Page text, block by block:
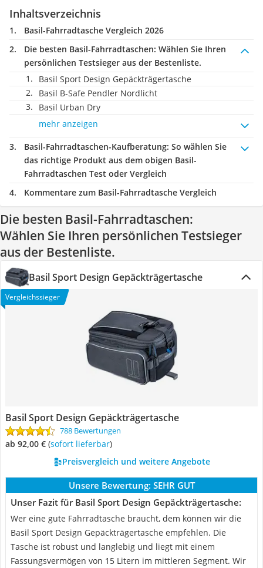
Inhaltsverzeichnis
Basil-Fahrradtasche Vergleich 2026
Die besten Basil-Fahrradtaschen: Wählen Sie Ihren
persönlichen Testsieger aus der Bestenliste.
Basil Sport Design Gepäckträgertasche
Basil B-Safe Pendler Nordlicht
Basil Urban Dry
mehr anzeigen
Basil-Fahrradtaschen-Kaufberatung: So wählen Sie
das richtige Produkt aus dem obigen Basil-
Fahrradtaschen Test oder Vergleich
Kommentare zum Basil-Fahrradtasche Vergleich
Die besten Basil-Fahrradtaschen:
Wählen Sie Ihren persönlichen Testsieger
aus der Bestenliste.
Basil Sport Design Gepäckträgertasche
Vergleichssieger
Basil Sport Design Gepäckträgertasche
788 Bewertungen
ab 92,00 € ( Sofort lieferbar)
Preisvergleich und weitere Angebote
Unsere Bewertung: SEHR GUT
Unser Fazit für Basil Sport Design Gepäckträgertasche:
Wer eine gute Fahrradtasche braucht, dem können wir die
Basil Sport Design Gepäckträgertasche empfehlen. Die
Tasche ist robust und langlebig und liegt mit einem
Fassungsvermögen von 15 Litern im mittleren Segment. Wir